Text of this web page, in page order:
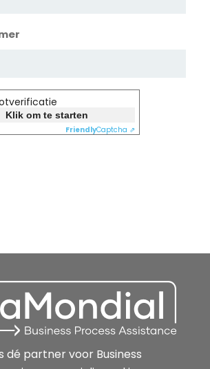
Klik om te starten
FriendlyCaptcha ⇗
dé partner voor Business